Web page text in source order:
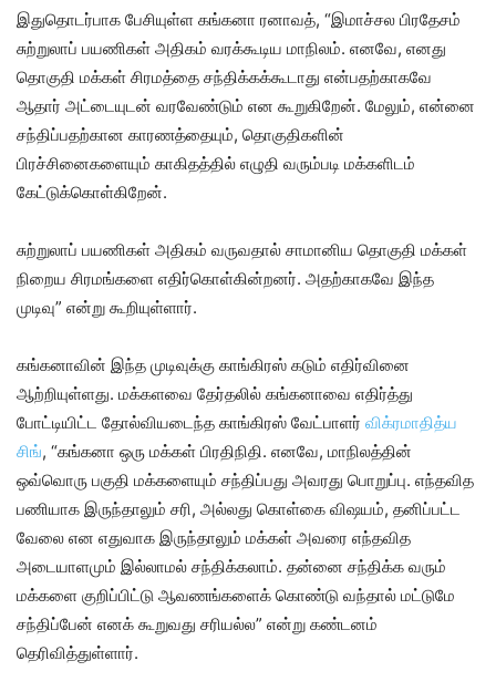
இதுதொடர்பாக பேசியுள்ள கங்கனா ரனாவத், “இமாச்சல பிரதேசம்
சுற்றுலாப் பயணிகள் அதிகம் வரக்கூடிய மாநிலம். எனவே, எனது
தொகுதி மக்கள் சிரமத்தை சந்திக்கக்கூடாது என்பதற்காகவே
ஆதார் அட்டையுடன் வரவேண்டும் என கூறுகிறேன். மேலும், என்னை
சந்திப்பதற்கான காரணத்தையும், தொகுதிகளின்
பிரச்சினைகளையும் காகிதத்தில் எழுதி வரும்படி மக்களிடம்
கேட்டுக்கொள்கிறேன்.
சுற்றுலாப் பயணிகள் அதிகம் வருவதால் சாமானிய தொகுதி மக்கள்
நிறைய சிரமங்களை எதிர்கொள்கின்றனர். அதற்காகவே இந்த
முடிவு” என்று கூறியுள்ளார்.
கங்கனாவின் இந்த முடிவுக்கு காங்கிரஸ் கடும் எதிர்வினை
ஆற்றியுள்ளது. மக்களவை தேர்தலில் கங்கனாவை எதிர்த்து
போட்டியிட்ட தோல்வியடைந்த காங்கிரஸ் வேட்பாளர் விக்ரமாதித்ய
சிங், “கங்கனா ஒரு மக்கள் பிரதிநிதி. எனவே, மாநிலத்தின்
ஒவ்வொரு பகுதி மக்களையும் சந்திப்பது அவரது பொறுப்பு. எந்தவித
பணியாக இருந்தாலும் சரி, அல்லது கொள்கை விஷயம், தனிப்பட்ட
வேலை என எதுவாக இருந்தாலும் மக்கள் அவரை எந்தவித
அடையாளமும் இல்லாமல் சந்திக்கலாம். தன்னை சந்திக்க வரும்
மக்களை குறிப்பிட்டு ஆவணங்களைக் கொண்டு வந்தால் மட்டுமே
சந்திப்பேன் எனக் கூறுவது சரியல்ல” என்று கண்டனம்
தெரிவித்துள்ளார்.